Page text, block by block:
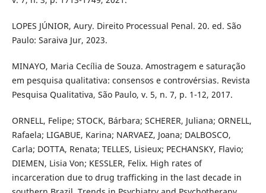
LOPES JÚNIOR, Aury. Direito Processual Penal. 20. ed. São
Paulo: Saraiva Jur, 2023.
MINAYO, Maria Cecília de Souza. Amostragem e saturação
em pesquisa qualitativa: consensos e controvérsias. Revista
Pesquisa Qualitativa, São Paulo, v. 5, n. 7, p. 1-12, 2017.
ORNELL, Felipe; STOCK, Bárbara; SCHERER, Juliana; ORNELL,
Rafaela; LIGABUE, Karina; NARVAEZ, Joana; DALBOSCO,
Carla; DOTTA, Renata; TELLES, Lisieux; PECHANSKY, Flavio;
DIEMEN, Lisia Von; KESSLER, Felix. High rates of
incarceration due to drug trafficking in the last decade in